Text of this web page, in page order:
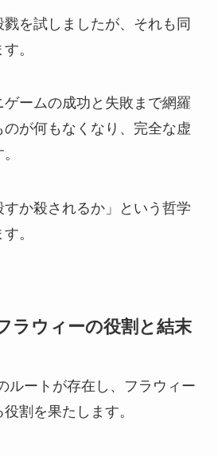
を試しましたが、それも同
。
ームの成功と失敗まで網羅
のが何もなくなり、完全な虚
か殺されるか」という哲学
。
ラウィーの役割と結末
ルートが存在し、フラウィー
割を果たします。